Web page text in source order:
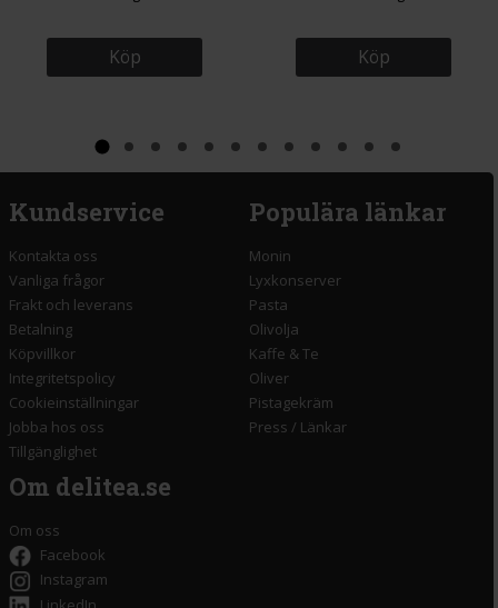
Köp Köp
Kundservice
Kontakta oss
Vanliga frågor
Frakt och leverans
Betalning
Köpvillkor
Integritetspolicy
Cookieinställningar
Jobba hos oss
Tillgänglighet
Populära länkar
Monin
Lyxkonserver
Pasta
Olivolja
Kaffe & Te
Oliver
Pistagekräm
Press / Länkar
Om delitea.se
Om oss
Facebook
Instagram